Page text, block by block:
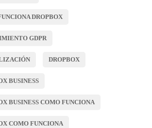
DROPBOX
GDPR
DROPBOX
BUSINESS
BUSINESS COMO FUNCIONA
COMO FUNCIONA